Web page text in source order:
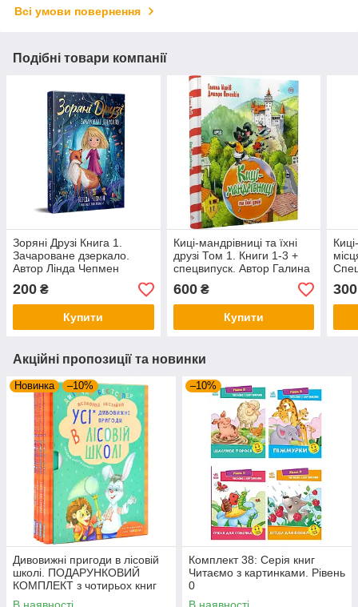
Всі умови повернення
Подібні товари компанії
Зоряні Друзі Книга 1.
Зачароване дзеркало.
Автор Лінда Чепмен
200 ₴
Купити
Киці-мандрівниці та їхні
друзі Том 1. Книги 1-3 +
спецвипуск. Автор Галина
Манів
600₴
Купити
300
Акційні пропозиції та новинки
Новинка –10%
Дивовижні пригоди в лісовій
школі. ПОДАРУНКОВИЙ
КОМПЛЕКТ з чотирьох книг
Всеволода Нестайко
–10%
Комплект 38: Серія книг
Читаємо з картинками. Рівень
0